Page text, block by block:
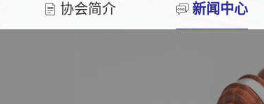
协会简介 新闻中心